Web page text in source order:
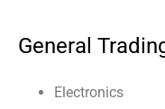
General
Electronics